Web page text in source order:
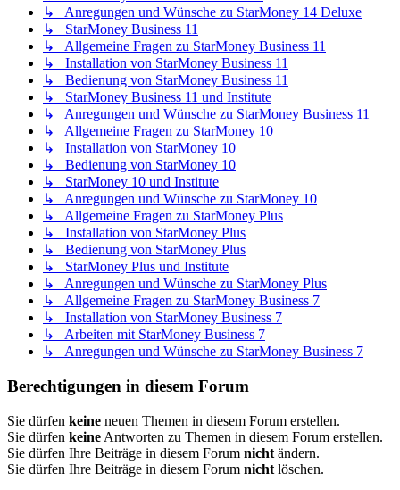
↳ Anregungen und Wünsche zu StarMoney 14 Deluxe
↳ StarMoney Business 11
↳ Allgemeine Fragen zu StarMoney Business 11
↳ Installation von StarMoney Business 11
↳ Bedienung von StarMoney Business 11
↳ StarMoney Business 11 und Institute
↳ Anregungen und Wünsche zu StarMoney Business 11
↳ Allgemeine Fragen zu StarMoney 10
↳ Installation von StarMoney 10
↳ Bedienung von StarMoney 10
↳ StarMoney 10 und Institute
↳ Anregungen und Wünsche zu StarMoney 10
↳ Allgemeine Fragen zu StarMoney Plus
↳ Installation von StarMoney Plus
↳ Bedienung von StarMoney Plus
↳ StarMoney Plus und Institute
↳ Anregungen und Wünsche zu StarMoney Plus
↳ Allgemeine Fragen zu StarMoney Business 7
↳ Installation von StarMoney Business 7
↳ Arbeiten mit StarMoney Business 7
↳ Anregungen und Wünsche zu StarMoney Business 7
Berechtigungen in diesem Forum
Sie dürfen keine neuen Themen in diesem Forum erstellen.
Sie dürfen keine Antworten zu Themen in diesem Forum erstellen.
Sie dürfen Ihre Beiträge in diesem Forum nicht ändern.
Sie dürfen Ihre Beiträge in diesem Forum nicht löschen.